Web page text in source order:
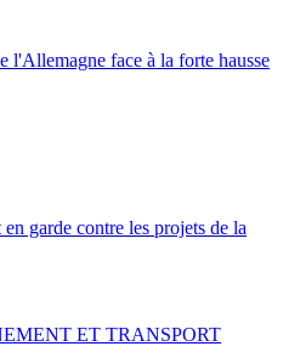
l'Allemagne face à la forte hausse
garde contre les projets de la
ET TRANSPORT